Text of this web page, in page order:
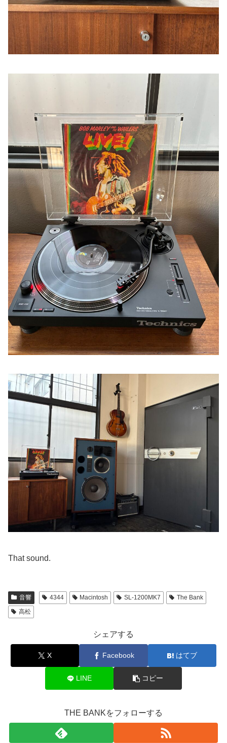
That sound.
音響 4344 Macintosh SL-1200MK7
The Bank
高松
シェアする
X Facebook はてブ
LINE コピー
THE BANKをフォローする